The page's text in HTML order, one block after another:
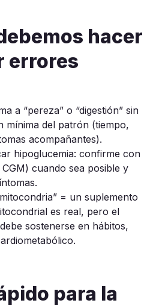
hacer
errores
a “pereza” o “digestión” sin
mínima del patrón (tiempo,
acompañantes).
hipoglucemia: confirme con
cuando sea posible y
= un suplemento
es real, pero el
sostenerse en hábitos,
para la